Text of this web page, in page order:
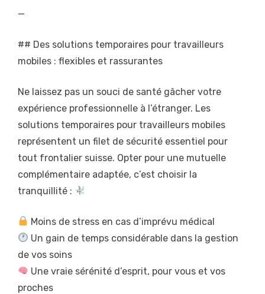
—
## Des solutions temporaires pour travailleurs
mobiles : flexibles et rassurantes
Ne laissez pas un souci de santé gâcher votre
expérience professionnelle à l’étranger. Les
solutions temporaires pour travailleurs mobiles
représentent un filet de sécurité essentiel pour
tout frontalier suisse. Opter pour une mutuelle
complémentaire adaptée, c’est choisir la
tranquillité :
Moins de stress en cas d’imprévu médical
Un gain de temps considérable dans la gestion
de vos soins
Une vraie sérénité d’esprit, pour vous et vos
proches